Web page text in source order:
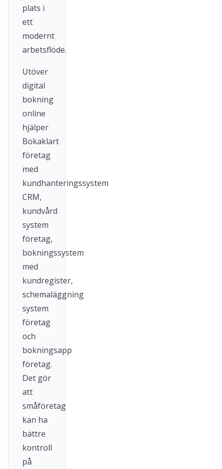
plats i
ett
modernt
arbetsflöde.
Utöver
digital
bokning
online
hjälper
Bokaklart
företag
med
kundhanteringssystem
CRM,
kundvård
system
företag,
bokningssystem
med
kundregister,
schemaläggning
system
företag
och
bokningsapp
företag.
Det gör
att
småföretag
kan ha
bättre
kontroll
på